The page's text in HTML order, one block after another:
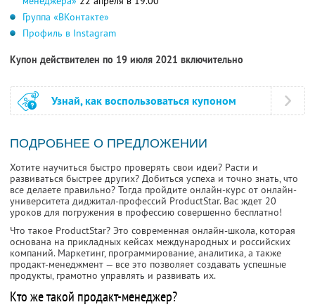
Группа «ВКонтакте»
Профиль в Instagram
Купон действителен по 19 июля 2021 включительно
Узнай, как воспользоваться купоном
ПОДРОБНЕЕ О ПРЕДЛОЖЕНИИ
Хотите научиться быстро проверять свои идеи? Расти и
развиваться быстрее других? Добиться успеха и точно знать, что
все делаете правильно? Тогда пройдите онлайн-курс от онлайн-
университета диджитал-профессий ProductStar. Вас ждет 20
уроков для погружения в профессию совершенно бесплатно!
Что такое ProductStar? Это современная онлайн-школа, которая
основана на прикладных кейсах международных и российских
компаний. Маркетинг, программирование, аналитика, а также
продакт-менеджмент — все это позволяет создавать успешные
продукты, грамотно управлять и развивать их.
Кто же такой продакт-менеджер?